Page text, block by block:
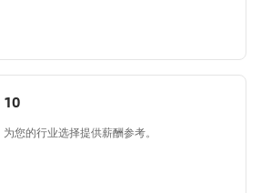
您的行业选择提供薪酬参考。